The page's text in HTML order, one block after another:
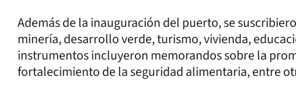
Además de la inauguración del puerto, se
minería, desarrollo verde, turismo, vivienda,
instrumentos incluyeron memorandos sobre la
fortalecimiento de la seguridad alimentaria, entre